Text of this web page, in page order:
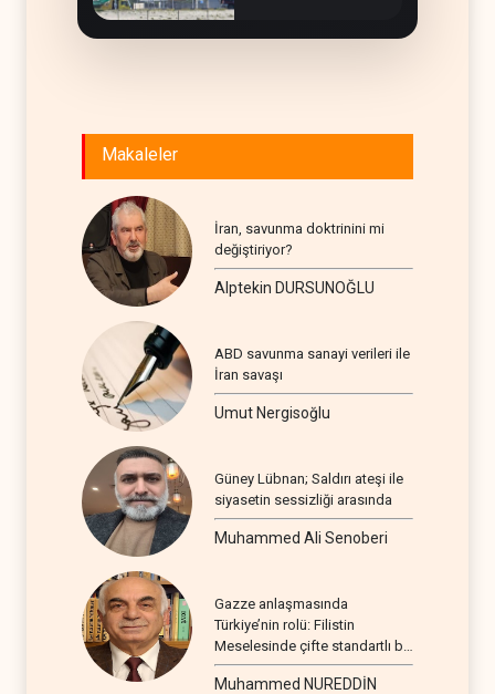
Makaleler
İran, savunma doktrinini mi
değiştiriyor?
Alptekin DURSUNOĞLU
ABD savunma sanayi verileri ile
İran savaşı
Umut Nergisoğlu
Güney Lübnan; Saldırı ateşi ile
siyasetin sessizliği arasında
Muhammed Ali Senoberi
Gazze anlaşmasında
Türkiye’nin rolü: Filistin
Meselesinde çifte standartlı bir
seyir
Muhammed NUREDDİN